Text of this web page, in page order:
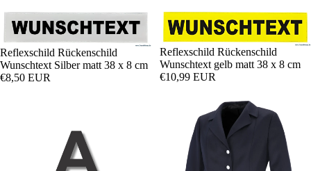
Reflexschild Rückenschild
Wunschtext Silber matt 38 x 8 cm
€8,50 EUR
Reflexschild Rückenschild
Wunschtext gelb matt 38 x 8 cm
€10,99 EUR